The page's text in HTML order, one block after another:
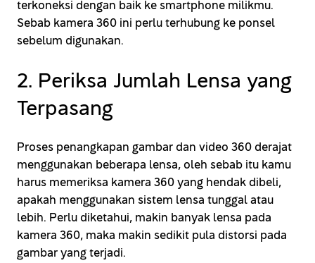
terkoneksi dengan baik ke smartphone milikmu.
Sebab kamera 360 ini perlu terhubung ke ponsel
sebelum digunakan.
2. Periksa Jumlah Lensa yang
Terpasang
Proses penangkapan gambar dan video 360 derajat
menggunakan beberapa lensa, oleh sebab itu kamu
harus memeriksa kamera 360 yang hendak dibeli,
apakah menggunakan sistem lensa tunggal atau
lebih. Perlu diketahui, makin banyak lensa pada
kamera 360, maka makin sedikit pula distorsi pada
gambar yang terjadi.